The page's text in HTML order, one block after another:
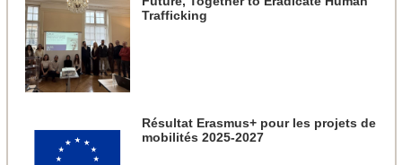
Trafficking
Résultat Erasmus+ pour les projets de
mobilités 2025-2027